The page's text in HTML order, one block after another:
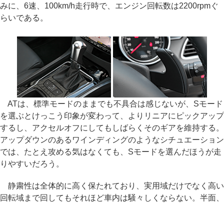
みに、6速、100km/h走行時で、エンジン回転数は2200rpmぐ
らいである。
ATは、標準モードのままでも不具合は感じないが、Sモード
を選ぶとけっこう印象が変わって、よりリニアにピックアップ
するし、アクセルオフにしてもしばらくそのギアを維持する。
アップダウンのあるワインディングのようなシチュエーション
では、たとえ攻める気はなくても、Sモードを選んだほうが走
りやすいだろう。
静粛性は全体的に高く保たれており、実用域だけでなく高い
回転域まで回してもそれほど車内は騒々しくならない。半面、